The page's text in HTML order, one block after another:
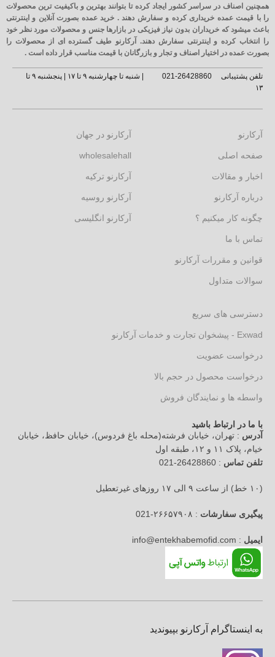
همچنین اصناف در سراسر کشور ایجاد کرده تا بتوانند بهترین و باکیفیت ترین محصولات
را با قیمت عمده خریداری کرده و سفارش دهند . خرید عمده بصورت آنلاین و اینترنتی
باعث میشود که خریداران بدون نیاز فیزیکی در بازارها جنس و محصولات مورد نظر خود
را انتخاب کرده و اینترنتی سفارش دهند. آرکارنو طیف گسترده ای از محصولات را
بصورت عمده در اختیار اصناف و تجار و بازرگانان با قیمت مناسب قرار داده است .
تلفن پشتیبانی 26428860-021
| شنبه تا چهارشنبه ۹ تا ۱۷ | پنجشنبه ۹ تا
۱۳
آرکارنو
صفحه اصلی
اخبار و مقالات
درباره آرکارنو
چگونه کار میکنیم ؟
تماس با ما
قوانین و مقررات آرکارنو
سوالات متداول
آرکارنو در جهان
wholesalehall
آرکارنو ترکیه
آرکارنو روسیه
آرکارنو انگلیسی
دسترسی های سریع
Exwad - پیشخوان تجارت و خدمات آرکارنو
درخواست عضویت
درخواست محصول در حجم بالا
واسطه ها و نمایندگان فروش
با ما در ارتباط باشید
آدرس : تهران، خیابان فرشته(محله باغ فردوس)، خیابان حافظ، خیابان
خیام، پلاک ۱۱ و ۱۲، طبقه اول
تلفن تماس : 26428860-021
(۱۰ خط) از ساعت ۹ الی ۱۷ روزهای غیرتعطیل
پیگیری سفارشات : ۲۶۶۵۷۹۰۸-021
ایمیل : info@entekhabemofid.com
به اینستاگرام آرکارنو بپیوندید